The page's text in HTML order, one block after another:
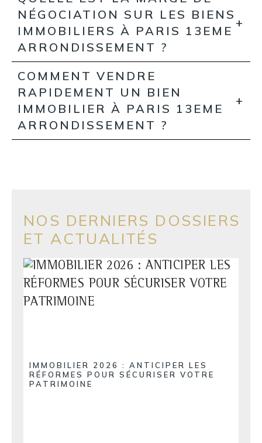
NÉGOCIATION SUR LES BIENS
IMMOBILIERS À PARIS 13EME
ARRONDISSEMENT ?
COMMENT VENDRE
RAPIDEMENT UN BIEN
IMMOBILIER À PARIS 13EME
ARRONDISSEMENT ?
NOS DERNIERS DOSSIERS
ET ACTUALITÉS
IMMOBILIER 2026 : ANTICIPER LES
RÉFORMES POUR SÉCURISER VOTRE
PATRIMOINE